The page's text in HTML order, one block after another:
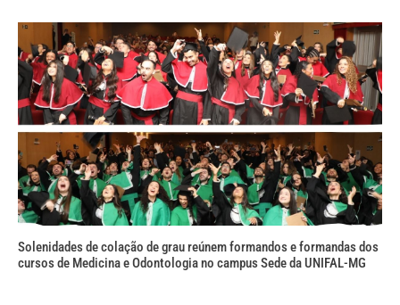
Solenidades de colação de grau reúnem formandos e formandas dos
cursos de Medicina e Odontologia no campus Sede da UNIFAL-MG